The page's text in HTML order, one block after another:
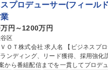
スプロデューサー(フィール
円～1200万円
区
デューサー(フィールドセールス/エキスパート)】PIVOT 仕事の
ンディング、リード獲得、採用強
から番組配信までを一貫してプロデ